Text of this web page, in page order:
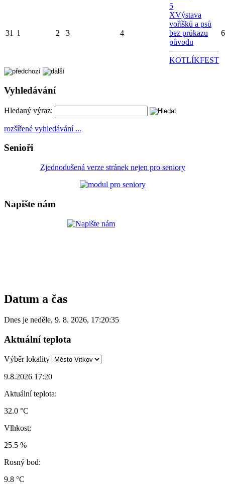
31 1 2 3 4
5
XVýstava
voříšků a psů
bez průkazu
původu
KOTLÍKFEST
6
Vyhledávání
Hledaný výraz:
rozšířené vyhledávání ...
Senioři
Zjednodušená verze stránek nejen pro seniory
Napište nám
Datum a čas
Dnes je neděle, 9. 8. 2026, 17:20:35
Aktuální teplota
Výběr lokality
9.8.2026 17:20
Aktuální teplota:
32.0 °C
Vlhkost:
25.5 %
Rosný bod:
9.8 °C